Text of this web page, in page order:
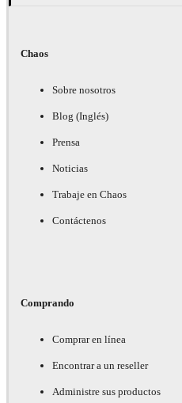
Chaos
Sobre nosotros
Blog (Inglés)
Prensa
Noticias
Trabaje en Chaos
Contáctenos
Comprando
Comprar en línea
Encontrar a un reseller
Administre sus productos